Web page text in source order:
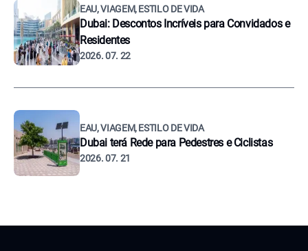
EAU, VIAGEM, ESTILO DE VIDA
Dubai: Descontos Incríveis para Convidados e
Residentes
2026. 07. 22
EAU, VIAGEM, ESTILO DE VIDA
Dubai terá Rede para Pedestres e Ciclistas
2026. 07. 21